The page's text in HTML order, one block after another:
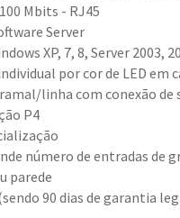
Mbits - RJ45
Server
XP, 7, 8, Server 2003,
por cor de LED em
linha com conexão de
P4
número de entradas de
parede
90 dias de garantia